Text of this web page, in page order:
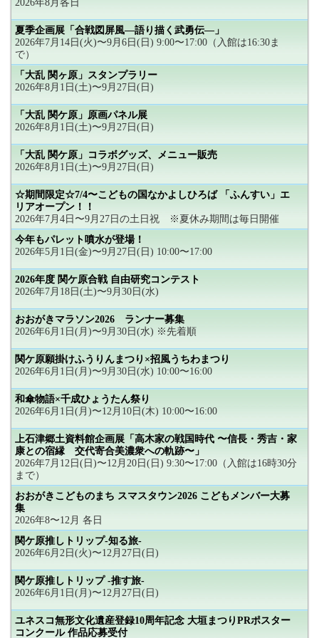
2026年8月各日
夏季企画展「合戦図屏風―語り描く武勇伝―」
2026年7月14日(火)〜9月6日(日) 9:00〜17:00（入館は16:30ま
で）
「大乱 関ヶ原」スタンプラリー
2026年8月1日(土)〜9月27日(日)
「大乱 関ケ原」原画パネル展
2026年8月1日(土)〜9月27日(日)
「大乱 関ケ原」コラボグッズ、メニュー販売
2026年8月1日(土)〜9月27日(日)
☆期間限定☆7/4〜こどもの国なかよしひろば 「ふんすい」エ
リアオープン！！
2026年7月4日〜9月27日の土日祝 ※夏休み期間は毎日開催
今年もパレット噴水が登場！
2026年5月1日(金)〜9月27日(日) 10:00〜17:00
2026年度 関ケ原合戦 自由研究コンテスト
2026年7月18日(土)〜9月30日(水)
おおがきマラソン2026 ランナー募集
2026年6月1日(月)〜9月30日(水) ※先着順
関ケ原願掛けふうりんまつり×招風うちわまつり
2026年6月1日(月)〜9月30日(水) 10:00〜16:00
和傘物語×千成ひょうたん祭り
2026年6月1日(月)〜12月10日(木) 10:00〜16:00
上石津郷土資料館企画展「高木家の戦国時代 〜信長・秀吉・家
康との宿縁 交代寄合美濃衆への軌跡〜」
2026年7月12日(日)〜12月20日(日) 9:30〜17:00（入館は16時30分
まで）
おおがきこどものまち スマスタウン2026 こどもメンバー大募
集
2026年8〜12月 各日
関ケ原推しトリップ-知る旅-
2026年6月2日(火)〜12月27日(日)
関ケ原推しトリップ -推す旅-
2026年6月1日(月)〜12月27日(日)
ユネスコ無形文化遺産登録10周年記念 大垣まつりPRポスター
コンクール 作品応募受付